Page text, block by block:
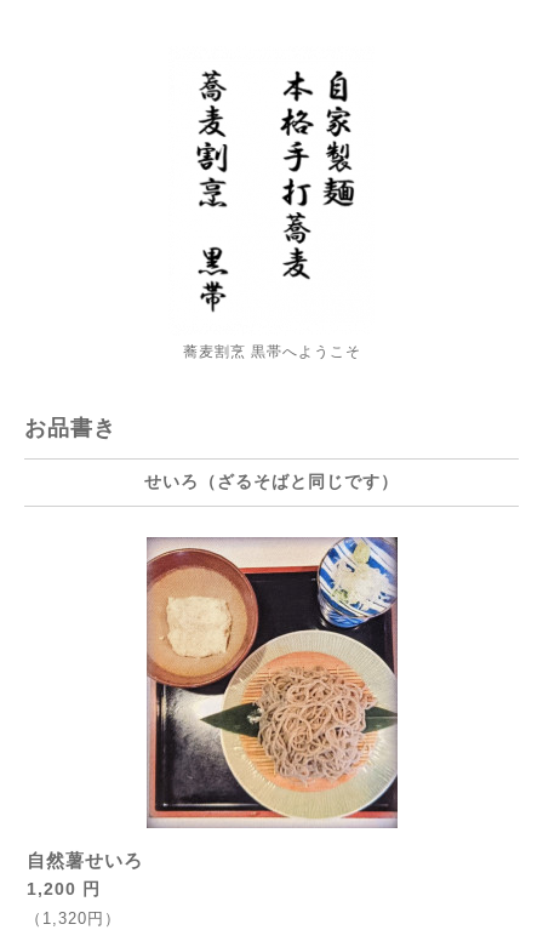
蕎麦割烹 黒帯へようこそ
お品書き
せいろ（ざるそばと同じです）
自然薯せいろ
1,200 円
（1,320円）